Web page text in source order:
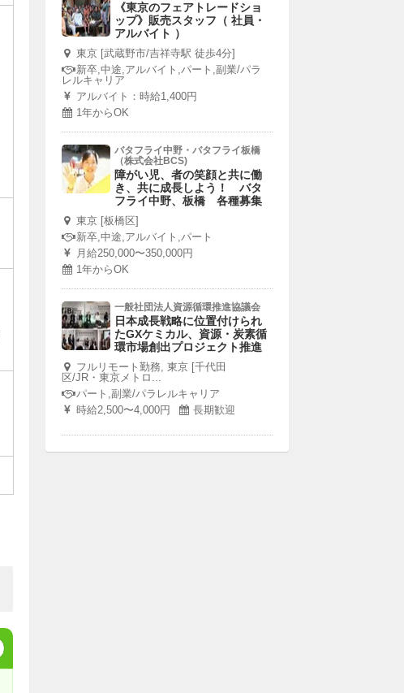
《東京のフェアトレードショ
ップ》販売スタッフ（ 社員・
アルバイト ）
東京 [武蔵野市/吉祥寺駅 徒歩4分]
新卒,中途,アルバイト,パート,副業/パラ
レルキャリア
アルバイト：時給1,400円
1年からOK
バタフライ中野・バタフライ板橋
（株式会社BCS)
障がい児、者の笑顔と共に働
き、共に成長しよう！ バタ
フライ中野、板橋 各種募集
東京 [板橋区]
新卒,中途,アルバイト,パート
月給250,000〜350,000円
1年からOK
一般社団法人資源循環推進協議会
日本成長戦略に位置付けられ
たGXケミカル、資源・炭素循
環市場創出プロジェクト推進
フルリモート勤務, 東京 [千代田
区/JR・東京メトロ...
パート,副業/パラレルキャリア
時給2,500〜4,000円
長期歓迎